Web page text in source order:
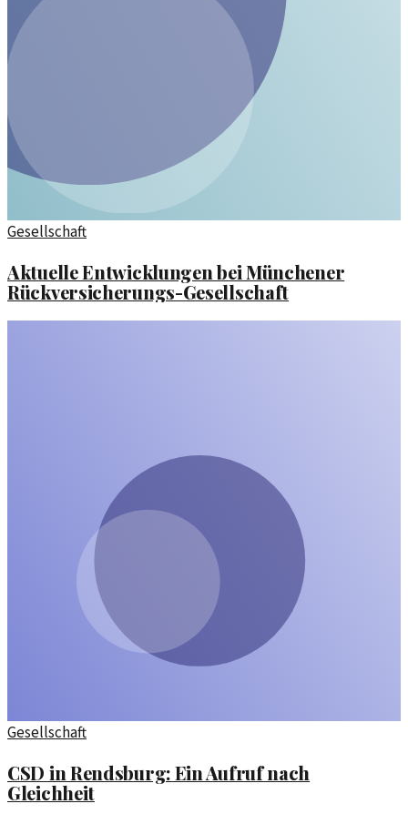
Gesellschaft
Aktuelle Entwicklungen bei Münchener
Rückversicherungs-Gesellschaft
Gesellschaft
CSD in Rendsburg: Ein Aufruf nach
Gleichheit